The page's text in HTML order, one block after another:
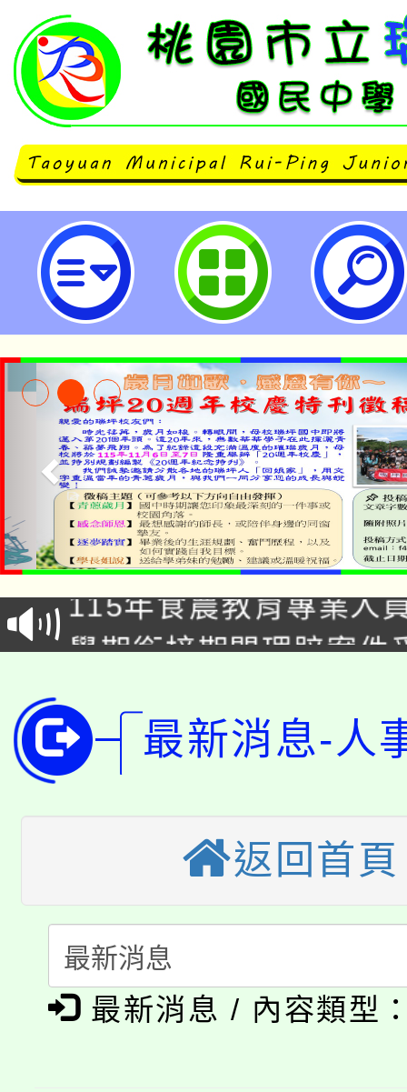
有關行政院修正「行政院及所屬各
員進用及運用要點」第3點、第4點
115年1月1日生效-桃園市立瑞坪國
淨零綠生活教案入校路
會
115年食農教育專業人
程
學期銜接期間理賠案件
版
公告本校115學年度第
代理(課)教師甄選結果(
「2026金融保險知識
車」活動
桃園市115學年度學生
生本土語及新住民語歌
公告本校115學年度第
代理(課)教師甄選結果(
公告本校115學年度第
代理(課)教師甄選結果(
轉知中國文化大學推廣
《TA101》溝通分析基
淨零綠生活教案入校路
最新消息-人
返回首頁
最新消息 / 內容類型